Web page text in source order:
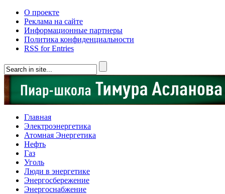
О проекте
Реклама на сайте
Информационные партнеры
Политика конфиденциальности
RSS for Entries
Главная
Электроэнергетика
Атомная Энергетика
Нефть
Газ
Уголь
Люди в энергетике
Энергосбережение
Энергоснабжение